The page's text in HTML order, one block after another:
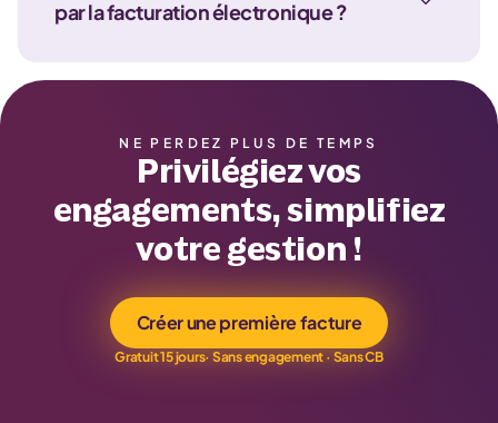
par la facturation électronique ?
NE PERDEZ PLUS DE TEMPS
Privilégiez vos
engagements, simplifiez
votre gestion !
Créer une première facture
Gratuit 15 jours· Sans engagement · Sans CB